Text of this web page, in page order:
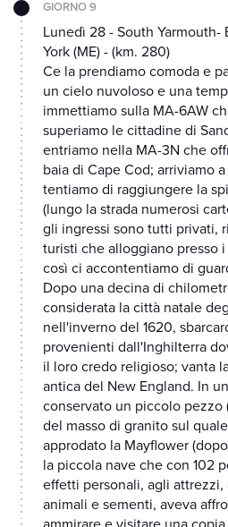
GIORNO 9
Lunedì 28 - South Yarmouth-
York (ME) - (km. 280)
Ce la prendiamo comoda e
un cielo nuvoloso e una
immettiamo sulla MA-6AW
superiamo le cittadine di
entriamo nella MA-3N che
baia di Cape Cod; arriviamo
tentiamo di raggiungere la
(lungo la strada numerosi
gli ingressi sono tutti privati,
turisti che alloggiano presso
così ci accontentiamo di
Dopo una decina di
considerata la città natale
nell'inverno del 1620,
provenienti dall'Inghilterra
il loro credo religioso; vanta
antica del New England. In
conservato un piccolo pezzo
del masso di granito sul
approdato la Mayflower
la piccola nave che con 102
effetti personali, agli
animali e sementi, aveva